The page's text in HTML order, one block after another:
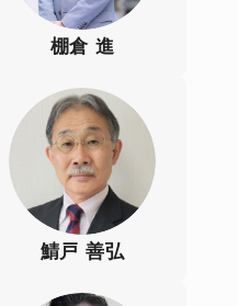
棚倉 進
鯖戸 善弘